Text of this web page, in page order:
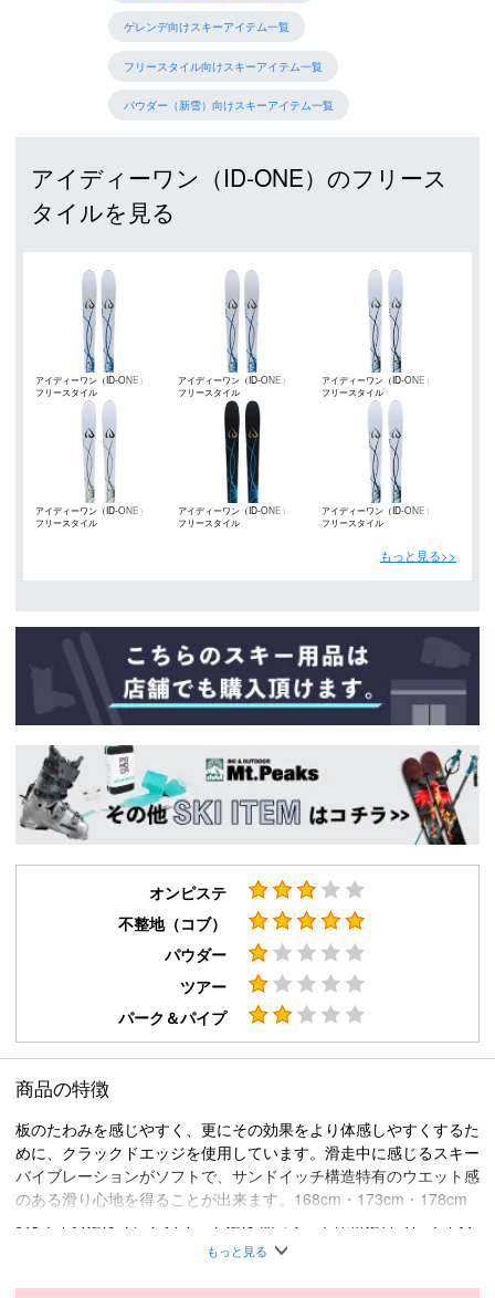
ゲレンデ向けスキーアイテム一覧
フリースタイル向けスキーアイテム一覧
パウダー（新雪）向けスキーアイテム一覧
アイディーワン（ID-ONE）のフリース
タイルを見る
アイディーワン（ID-ONE）
フリースタイル
アイディーワン（ID-ONE）
フリースタイル
アイディーワン（ID-ONE）
フリースタイル
アイディーワン（ID-ONE）
フリースタイル
アイディーワン（ID-ONE）
フリースタイル
アイディーワン（ID-ONE）
フリースタイル
もっと見る>>
オンピステ
不整地（コブ）
パウダー
ツアー
パーク＆パイプ
商品の特徴
板のたわみを感じやすく、更にその効果をより体感しやすくするた
めに、クラックドエッジを使用しています。滑走中に感じるスキー
バイブレーションがソフトで、サンドイッチ構造特有のウエット感
のある滑り心地を得ることが出来ます。168cm・173cm・178cm
の3サイズにより、アスリートによるパワーや体格に合ったサイズ
選択が出来ます。モーグル中・上級者に人気のモデルです。クラッ
に簡単です。＊クラックドエッジ：エッジに等間隔に刻みを入れて
もっと見る